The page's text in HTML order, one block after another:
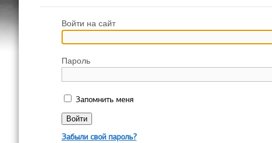
Войти на сайт
Пароль
Запомнить меня
Забыли свой пароль?